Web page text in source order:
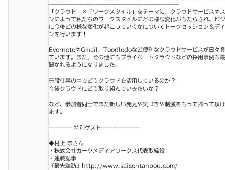
————————–————————–——————–
「クラウド」×「ワークスタイル」をテーマに、クラウドサービスや
ンによって私たちのワークスタイ ルにどの様な変化がもたらされ、ビ
に今後どの様な変化が起こっていくかについてトークセッション＆デ
ンを行います！
EvernoteやGmail、Toodledoなど便利なクラウドサービスが日々
ています。また 、その他にもプライベートクラウドなどの採用事例も
聞かれるようになりました。
普段仕事の中でどうクラウドを活用しているのか？
今後クラウドにどう取り組んでいきたいか？
など、参加者同士でまた新しい発見や気づきや刺激をもって帰って頂
ます。
————–特別ゲスト——-————–
◆村上 崇さん
・株式会社カーツメディアワークス代表取締役
・連載記事
『最先端訪』
http://www.saisentanbou.com/